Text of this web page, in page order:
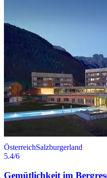
ÖsterreichSalzburgerland
5.4/6
Gemütlichkeit im